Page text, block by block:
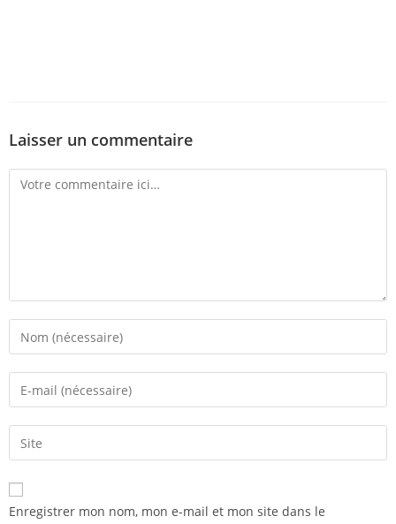
Laisser un commentaire
Enregistrer mon nom, mon e-mail et mon site dans le